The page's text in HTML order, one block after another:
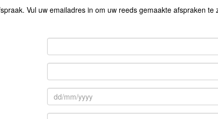
Vul uw emailadres in om uw reeds gemaakte afspraken te